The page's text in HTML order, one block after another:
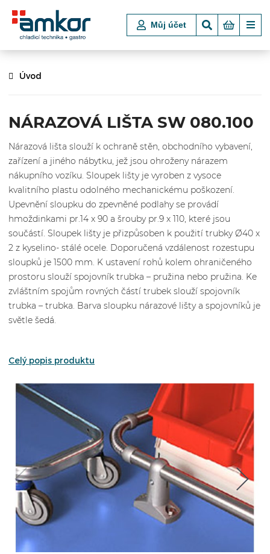
Můj účet
Úvod
NÁRAZOVÁ LIŠTA SW 080.100
Nárazová lišta slouží k ochraně stěn, obchodního vybavení,
zařízení a jiného nábytku, jež jsou ohroženy nárazem
nákupního vozíku. Sloupek lišty je vyroben z vysoce
kvalitního plastu odolného mechanickému poškození.
Upevnění sloupku do zpevněné podlahy se provádí
hmoždinkami pr.14 x 90 a šrouby pr.9 x 110, které jsou
součástí. Sloupek lišty je přizpůsoben k použití trubky Ø40 x
2 z kyselino- stálé ocele. Doporučená vzdálenost rozestupu
sloupků je 1500 mm. K ustavení rohů kolem ohraničeného
prostoru slouží spojovník trubka – pružina nebo pružina. Ke
zvláštním spojům rovných částí trubek slouží spojovník
trubka – trubka. Barva sloupku nárazové lišty a spojovníků je
světle šedá.
Celý popis produktu